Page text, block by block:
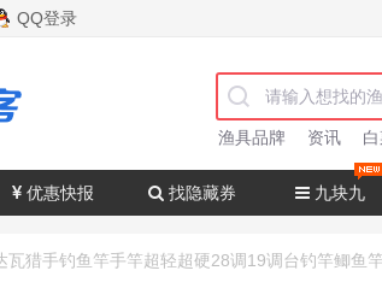
QQ登录
渔具品牌 资讯
优惠快报 找隐藏券 九块九